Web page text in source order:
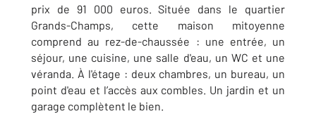
prix de 91 000 euros. Située dans le quartier
Grands-Champs, cette maison mitoyenne
comprend au rez-de-chaussée : une entrée, un
séjour, une cuisine, une salle d'eau, un WC et une
véranda. À l'étage : deux chambres, un bureau, un
point d'eau et l’accès aux combles. Un jardin et un
garage complètent le bien.